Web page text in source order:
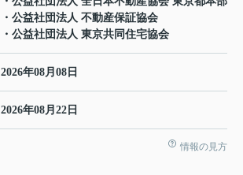
・公益社団法人 不動産保証協会
・公益社団法人 東京共同住宅協会
2026年08月08日
2026年08月22日
情報の見方